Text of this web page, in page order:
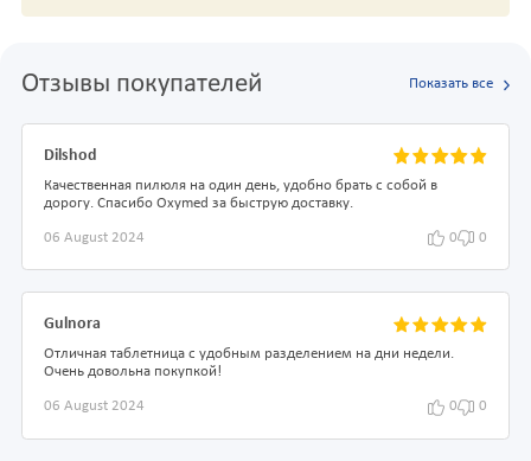
Отзывы покупателей Показать все
Dilshod
Качественная пилюля на один день, удобно брать с собой в
дорогу. Спасибо Oxymed за быструю доставку.
06 August 2024 0 0
Gulnora
Отличная таблетница с удобным разделением на дни недели.
Очень довольна покупкой!
06 August 2024 0 0